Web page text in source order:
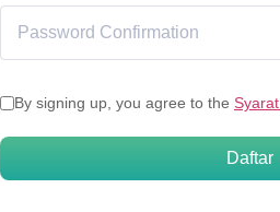
By signing up, you agree to the
Daftar